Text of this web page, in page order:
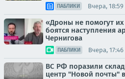
ПАБЛИКИ Вчера, 18:59
«Дроны не помогут их
боятся наступления
Чернигова
ПАБЛИКИ Вчера, 17:46
ВС РФ поразили
центр "Новой почты"